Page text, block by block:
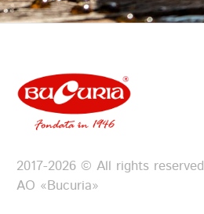
2017-2026 © All rights reserved
АО «Bucuria»